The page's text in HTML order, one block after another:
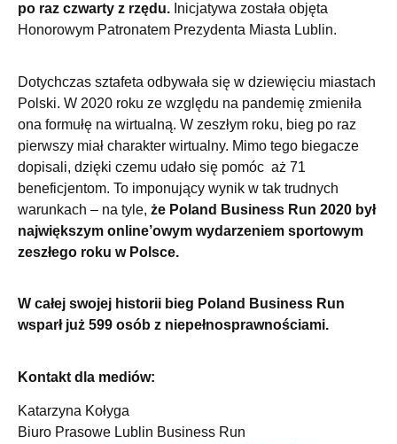
po raz czwarty z rzędu. Inicjatywa została objęta
Honorowym Patronatem Prezydenta Miasta Lublin.
Dotychczas sztafeta odbywała się w dziewięciu miastach
Polski. W 2020 roku ze względu na pandemię zmieniła
ona formułę na wirtualną. W zeszłym roku, bieg po raz
pierwszy miał charakter wirtualny. Mimo tego biegacze
dopisali, dzięki czemu udało się pomóc aż 71
beneficjentom. To imponujący wynik w tak trudnych
warunkach – na tyle, że Poland Business Run 2020 był
największym online’owym wydarzeniem sportowym
zeszłego roku w Polsce.
W całej swojej historii bieg Poland Business Run
wsparł już 599 osób z niepełnosprawnościami.
Kontakt dla mediów:
Katarzyna Kołyga
Biuro Prasowe Lublin Business Run